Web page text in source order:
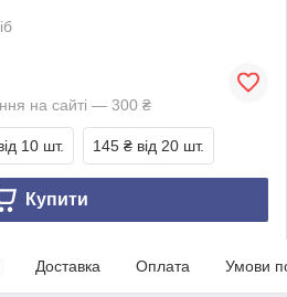
на сайті — 300 ₴
10 шт. 145 ₴ від 20 шт.
Купити
Доставка Оплата Умови